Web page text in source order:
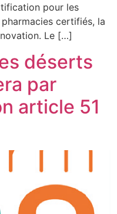
pour les
certifiés, la
Le […]
déserts
par
article 51